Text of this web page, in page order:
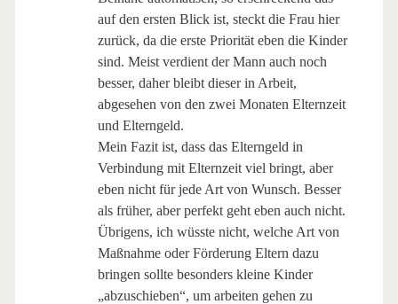
auf den ersten Blick ist, steckt die Frau hier
zurück, da die erste Priorität eben die Kinder
sind. Meist verdient der Mann auch noch
besser, daher bleibt dieser in Arbeit,
abgesehen von den zwei Monaten Elternzeit
und Elterngeld.
Mein Fazit ist, dass das Elterngeld in
Verbindung mit Elternzeit viel bringt, aber
eben nicht für jede Art von Wunsch. Besser
als früher, aber perfekt geht eben auch nicht.
Übrigens, ich wüsste nicht, welche Art von
Maßnahme oder Förderung Eltern dazu
bringen sollte besonders kleine Kinder
„abzuschieben“, um arbeiten gehen zu